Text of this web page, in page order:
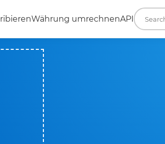
Währung umrechnenAPI